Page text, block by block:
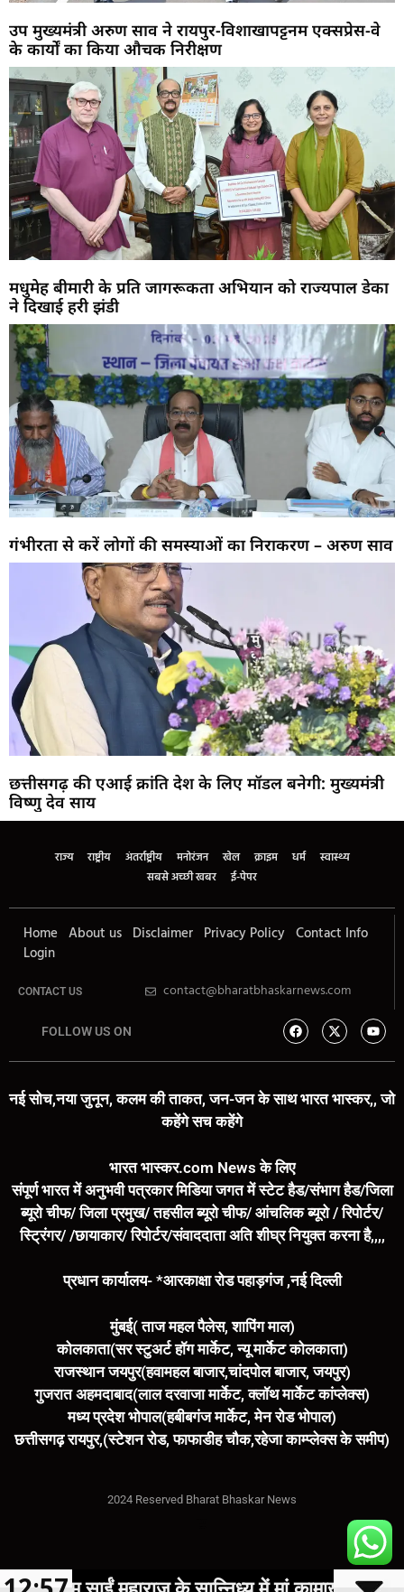
उप मुख्यमंत्री अरुण साव ने रायपुर-विशाखापट्टनम एक्सप्रेस-वे
के कार्यों का किया औचक निरीक्षण
मधुमेह बीमारी के प्रति जागरूकता अभियान को राज्यपाल डेका
ने दिखाई हरी झंडी
गंभीरता से करें लोगों की समस्याओं का निराकरण – अरुण साव
छत्तीसगढ़ की एआई क्रांति देश के लिए मॉडल बनेगी: मुख्यमंत्री
विष्णु देव साय
राज्य राष्ट्रीय अंतर्राष्ट्रीय मनोरंजन खेल क्राइम धर्म
स्वास्थ्य
सबसे अच्छी खबर
ई-पेपर
Home About us Disclaimer Privacy Policy Contact Info
Login
CONTACT US contact@bharatbhaskarnews.com
FOLLOW US ON
नई सोच,नया जुनून, कलम की ताकत, जन-जन के साथ भारत भास्कर,, जो
कहेंगे सच कहेंगे
भारत भास्कर.com News के लिए
संपूर्ण भारत में अनुभवी पत्रकार मिडिया जगत में स्टेट हैड/संभाग हैड/जिला
ब्यूरो चीफ/ जिला प्रमुख/ तहसील ब्यूरो चीफ/ आंचलिक ब्यूरो / रिपोर्टर/
स्ट्रिंगर/ /छायाकार/ रिपोर्टर/संवाददाता अति शीघ्र नियुक्त करना है,,,,
प्रधान कार्यालय- *आरकाक्षा रोड पहाड़गंज ,नई दिल्ली
मुंबई( ताज महल पैलेस, शापिंग माल)
कोलकाता(सर स्टुअर्ट हॉग मार्केट, न्यू मार्केट कोलकाता)
राजस्थान जयपुर(हवामहल बाजार,चांदपोल बाजार, जयपुर)
गुजरात अहमदाबाद(लाल दरवाजा मार्केट, क्लॉथ मार्केट कांप्लेक्स)
मध्य प्रदेश भोपाल(हबीबगंज मार्केट, मेन रोड भोपाल)
छत्तीसगढ़ रायपुर,(स्टेशन रोड, फाफाडीह चौक,रहेजा काम्प्लेक्स के समीप)
2024 Reserved Bharat Bhaskar News